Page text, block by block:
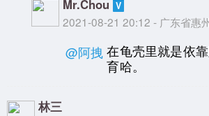
Mr.Chou
2021-08-21 20:12 - 广东省惠
@阿拽 在龟壳里就是依
育哈。
林三